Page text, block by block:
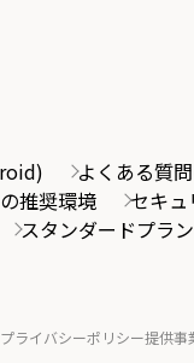
よくある質
推奨環境
セキュ
スタンダードプラ
プライバシーポリシー提供事